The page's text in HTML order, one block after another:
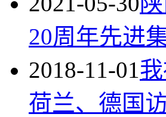
20周年先进
2018-11-01
荷兰、德国